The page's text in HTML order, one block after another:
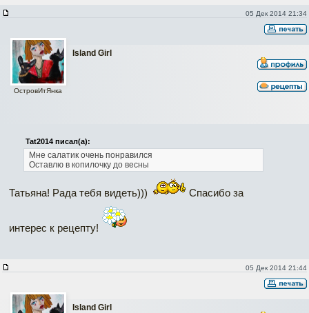
05 Дек 2014 21:34
Island Girl
ОстровИтЯнка
Tat2014 писал(а):
Мне салатик очень понравился
Оставлю в копилочку до весны
Татьяна! Рада тебя видеть))) Спасибо за
интерес к рецепту!
05 Дек 2014 21:44
Island Girl